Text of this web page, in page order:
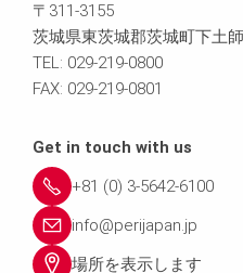
〒311-3155
茨城県東茨城郡茨城町下土
TEL: 029-219-0800
FAX: 029-219-0801
Get in touch with us
+81 (0) 3-5642-6100
info@perijapan.jp
場所を表示します